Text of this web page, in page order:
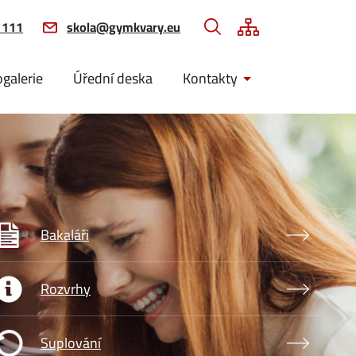
skola@gymkvary.eu
Úřední deska Kontakty
Bakaláři
Rozvrhy
Suplování